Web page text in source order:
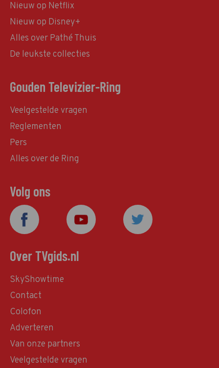
Nieuw op Netflix
Nieuw op Disney+
Alles over Pathé Thuis
De leukste collecties
Gouden Televizier-Ring
Veelgestelde vragen
Reglementen
Pers
Alles over de Ring
Volg ons
Over TVgids.nl
SkyShowtime
Contact
Colofon
Adverteren
Van onze partners
Veelgestelde vragen